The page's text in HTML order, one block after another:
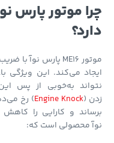
موتور پارس نوآ
می‌کند. این ویژگی باعث
به‌خوبی از پس این
Engine Knock) رخ می‌دهد.
و کارایی را کاهش
محصولی است که: